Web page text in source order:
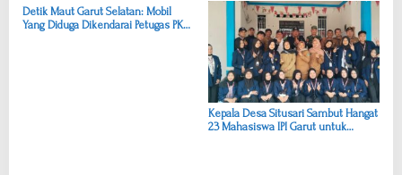
o
Detik Maut Garut Selatan: Mobil
Yang Diduga Dikendarai Petugas PKH
Kepala Desa Situsari Sambut Hangat
23 Mahasiswa IPI Garut untuk